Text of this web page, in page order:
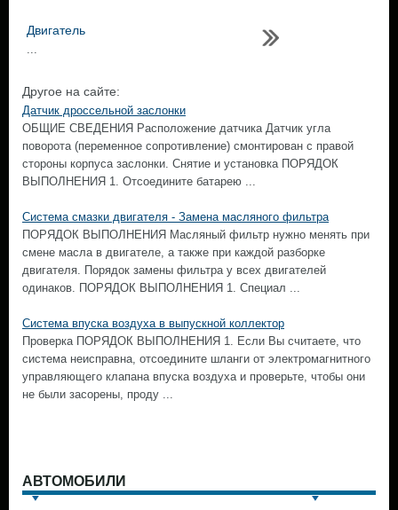
Двигатель
...
Другое на сайте:
Датчик дроссельной заслонки
ОБЩИЕ СВЕДЕНИЯ Расположение датчика Датчик угла
поворота (переменное сопротивление) смонтирован с правой
стороны корпуса заслонки. Снятие и установка ПОРЯДОК
ВЫПОЛНЕНИЯ 1. Отсоедините батарею ...
Система смазки двигателя - Замена масляного фильтра
ПОРЯДОК ВЫПОЛНЕНИЯ Масляный фильтр нужно менять при
смене масла в двигателе, а также при каждой разборке
двигателя. Порядок замены фильтра у всех двигателей
одинаков. ПОРЯДОК ВЫПОЛНЕНИЯ 1. Специал ...
Система впуска воздуха в выпускной коллектор
Проверка ПОРЯДОК ВЫПОЛНЕНИЯ 1. Если Вы считаете, что
система неисправна, отсоедините шланги от электромагнитного
управляющего клапана впуска воздуха и проверьте, чтобы они
не были засорены, проду ...
АВТОМОБИЛИ